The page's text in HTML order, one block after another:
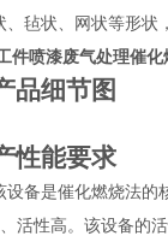
、毡状、网状等形状
件喷漆废气处理催化
品细节图
性能要求
设备是催化燃烧法的
活性高。该设备的